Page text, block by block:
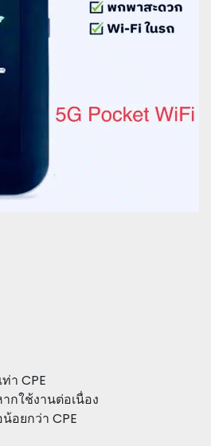
า CPE
กใช้งานต่อเนื่อง
อยกว่า CPE